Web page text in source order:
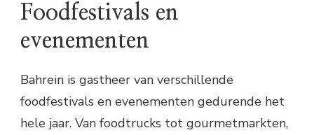
Foodfestivals en
evenementen
Bahrein is gastheer van verschillende
foodfestivals en evenementen gedurende het
hele jaar. Van foodtrucks tot gourmetmarkten,